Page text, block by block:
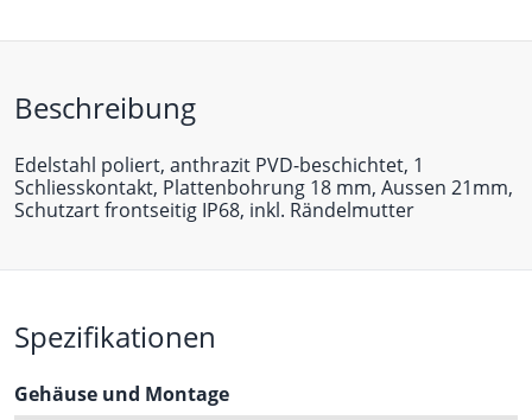
Beschreibung
Edelstahl poliert, anthrazit PVD-beschichtet, 1
Schliesskontakt, Plattenbohrung 18 mm, Aussen 21mm,
Schutzart frontseitig IP68, inkl. Rändelmutter
Spezifikationen
Gehäuse und Montage